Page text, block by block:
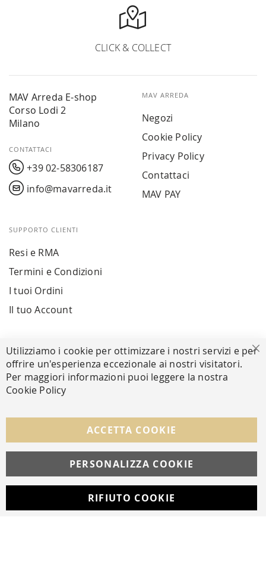
CLICK & COLLECT
MAV Arreda E-shop
Corso Lodi 2
Milano
CONTATTACI
+39 02-58306187
info@mavarreda.it
MAV ARREDA
Negozi
Cookie Policy
Privacy Policy
Contattaci
MAV PAY
SUPPORTO CLIENTI
Resi e RMA
Termini e Condizioni
I tuoi Ordini
Il tuo Account
Facebook Instagram Whatsapp
© Copyright MAV Arreda s.r.l. | P.IVA IT05919160969
Via Galileo Galilei, 14 | Milano
Utilizziamo i cookie per ottimizzare i nostri servizi e per
offrire un'esperienza eccezionale ai nostri visitatori.
Per maggiori informazioni puoi leggere la nostra
Cookie Policy
ACCETTA COOKIE
PERSONALIZZA COOKIE
RIFIUTO COOKIE